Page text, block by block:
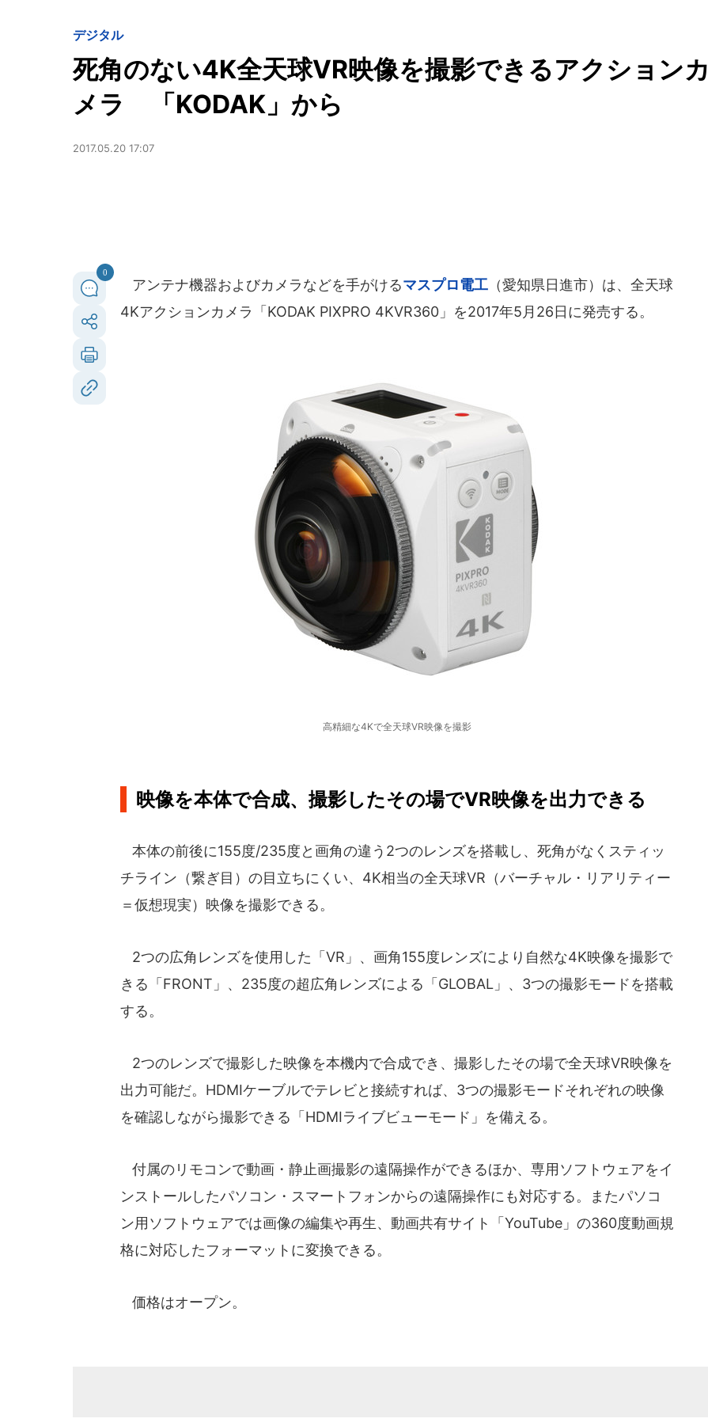
デジタル
死角のない4K全天球VR映像を撮影できるアクションカ
メラ 「KODAK」から
2017.05.20 17:07
0
アンテナ機器およびカメラなどを手がけるマスプロ電工 （愛知県日進市）は、全天球
4Kアクションカメラ「KODAK PIXPRO 4KVR360」を2017年5月26日に発売する。
高精細な4Kで全天球VR映像を撮影
映像を本体で合成、撮影したその場でVR映像を出力できる
本体の前後に155度/235度と画角の違う2つのレンズを搭載し、死角がなくスティッ
チライン（繋ぎ目）の目立ちにくい、4K相当の全天球VR（バーチャル・リアリティー
＝仮想現実）映像を撮影できる。
2つの広角レンズを使用した「VR」、画角155度レンズにより自然な4K映像を撮影で
きる「FRONT」、235度の超広角レンズによる「GLOBAL」、3つの撮影モードを搭載
する。
2つのレンズで撮影した映像を本機内で合成でき、撮影したその場で全天球VR映像を
出力可能だ。HDMIケーブルでテレビと接続すれば、3つの撮影モードそれぞれの映像
を確認しながら撮影できる「HDMIライブビューモード」を備える。
付属のリモコンで動画・静止画撮影の遠隔操作ができるほか、専用ソフトウェアをイ
ンストールしたパソコン・スマートフォンからの遠隔操作にも対応する。またパソコ
ン用ソフトウェアでは画像の編集や再生、動画共有サイト「YouTube」の360度動画規
格に対応したフォーマットに変換できる。
価格はオープン。